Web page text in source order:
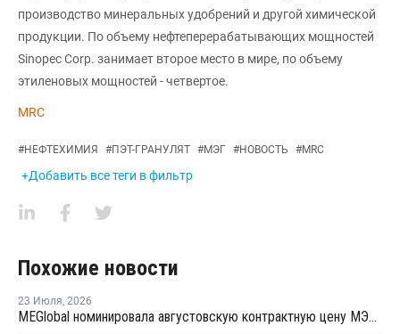
производство минеральных удобрений и другой химической
продукции. По объему нефтеперерабатывающих мощностей
Sinopec Corp. занимает второе место в мире, по объему
этиленовых мощностей - четвертое.
MRC
#НЕФТЕХИМИЯ #ПЭТ-ГРАНУЛЯТ #МЭГ #НОВОСТЬ #MRC
+Добавить все теги в фильтр
Похожие новости
23 Июля, 2026
MEGlobal номинировала августовскую контрактную цену МЭГ для Азии